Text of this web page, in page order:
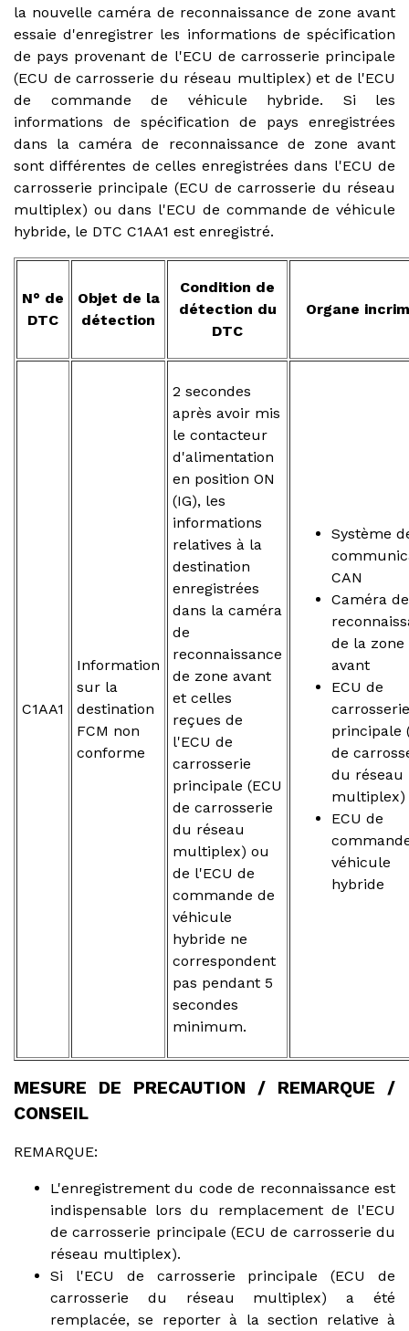
la nouvelle caméra de reconnaissance de zone avant
essaie d'enregistrer les informations de spécification
de pays provenant de l'ECU de carrosserie principale
(ECU de carrosserie du réseau multiplex) et de l'ECU
de commande de véhicule hybride. Si les
informations de spécification de pays enregistrées
dans la caméra de reconnaissance de zone avant
sont différentes de celles enregistrées dans l'ECU de
carrosserie principale (ECU de carrosserie du réseau
multiplex) ou dans l'ECU de commande de véhicule
hybride, le DTC C1AA1 est enregistré.
N° de
DTC
Objet de la
détection
Condition de
détection du
DTC
Organe
C1AA1
Information
sur la
destination
FCM non
conforme
2 secondes
après avoir mis
le contacteur
d'alimentation
en position ON
(IG), les
informations
relatives à la
destination
enregistrées
dans la caméra
de
reconnaissance
de zone avant
et celles
reçues de
l'ECU de
carrosserie
principale (ECU
de carrosserie
du réseau
multiplex) ou
de l'ECU de
commande de
véhicule
hybride ne
correspondent
pas pendant 5
secondes
minimum.
Système
CAN
Caméra de
de la zone
avant
ECU de
carrosserie
principale
de
du réseau
multiplex)
ECU de
véhicule
hybride
MESURE DE PRECAUTION / REMARQUE /
CONSEIL
REMARQUE:
L'enregistrement du code de reconnaissance est
indispensable lors du remplacement de l'ECU
de carrosserie principale (ECU de carrosserie du
réseau multiplex).
Si l'ECU de carrosserie principale (ECU de
carrosserie du réseau multiplex) a été
remplacée, se reporter à la section relative à